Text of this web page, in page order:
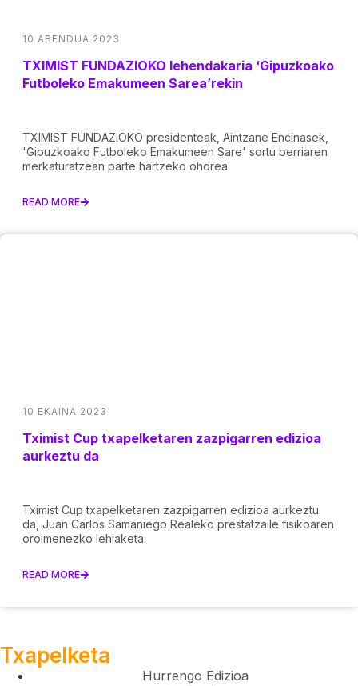
10 ABENDUA 2023
TXIMIST FUNDAZIOKO lehendakaria ‘Gipuzkoako
Futboleko Emakumeen Sarea’rekin
TXIMIST FUNDAZIOKO presidenteak, Aintzane Encinasek,
'Gipuzkoako Futboleko Emakumeen Sare' sortu berriaren
merkaturatzean parte hartzeko ohorea
READ MORE
10 EKAINA 2023
Tximist Cup txapelketaren zazpigarren edizioa
aurkeztu da
Tximist Cup txapelketaren zazpigarren edizioa aurkeztu
da, Juan Carlos Samaniego Realeko prestatzaile fisikoaren
oroimenezko lehiaketa.
READ MORE
Txapelketa
Hurrengo Edizioa